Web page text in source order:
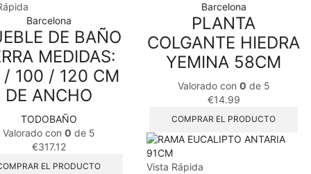
Barcelona
DE BAÑO
MEDIDAS:
100 / 120 CM
DE ANCHO
TODOBAÑO
Valorado con 0 de 5
€317.12
EL PRODUCTO
Barcelona
PLANTA
COLGANTE HIEDRA
YEMINA 58CM
Valorado con 0 de 5
€14.99
COMPRAR EL PRODUCTO
Vista Rápida